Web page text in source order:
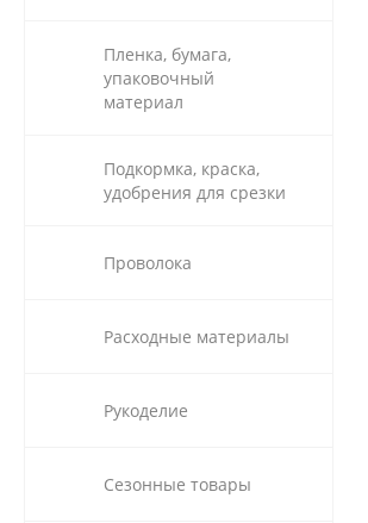
Пленка, бумага,
упаковочный
материал
Подкормка, краска,
удобрения для срезки
Проволока
Расходные материалы
Рукоделие
Сезонные товары